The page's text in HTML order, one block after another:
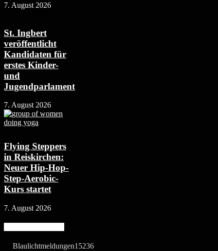
7. August 2026
St. Ingbert
veröffentlicht
Kandidaten für
erstes Kinder-
und
Jugendparlament
7. August 2026
Flying Steppers
in Reiskirchen:
Neuer Hip-Hop-
Step-Aerobic-
Kurs startet
7. August 2026
Blaulichtmeldungen15236